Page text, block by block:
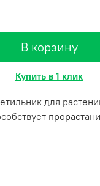
В корзину
Купить в 1 клик
для